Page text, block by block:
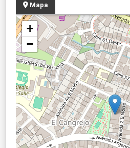
Mapa
+
−